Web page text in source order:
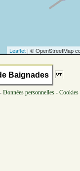
Leaflet | © OpenStreetMap
Baignades
Données personnelles -